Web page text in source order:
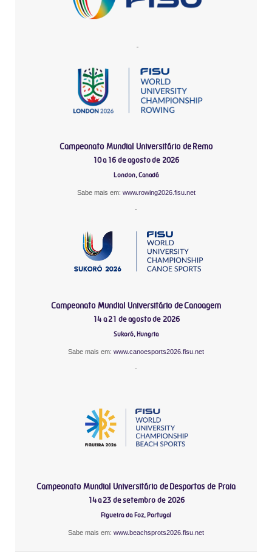
-
Campeonato Mundial Universitário de Remo
10 a 16 de agosto de 2026
London, Canadá
Sabe mais em: www.rowing2026.fisu.net
-
Campeonato Mundial Universitário de Canoagem
14 a 21 de agosto de 2026
Sukoró, Hungria
Sabe mais em: www.canoesports2026.fisu.net
-
Campeonato Mundial Universitário de Desportos de Praia
14 a 23 de setembro de 2026
Figueira da Foz, Portugal
Sabe mais em: www.beachsprots2026.fisu.net